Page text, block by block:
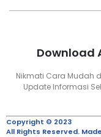
Download
Nikmati Cara Mudah
Update Informasi
Copyright © 2023
All Rights Reserved.